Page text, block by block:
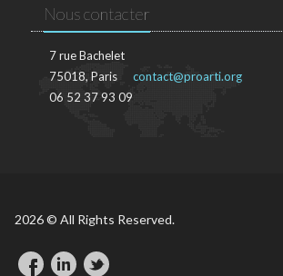
Nous contacter
7 rue Bachelet
75018, Paris
06 52 37 93 09
contact@proarti.org
2026 © All Rights Reserved.